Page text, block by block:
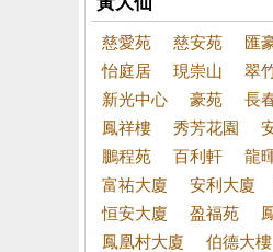
慈愛苑 慈安苑 匯
怡庭居
現崇山 翠
新光中心
豪苑 長
鳳祥樓
秀芳花園
鵬程苑
百利軒 龍
富祐大廈
安利大廈
恒安大廈
盈福苑
鳳凰村大廈
伯德大樓